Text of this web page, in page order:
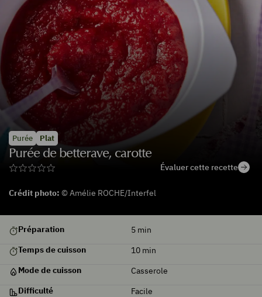
Purée Plat
Purée de betterave, carotte
Évaluer cette recette
Crédit photo: © Amélie ROCHE/Interfel
Préparation 5 min
Temps de cuisson
10 min
Mode de cuisson
Casserole
Difficulté
Facile